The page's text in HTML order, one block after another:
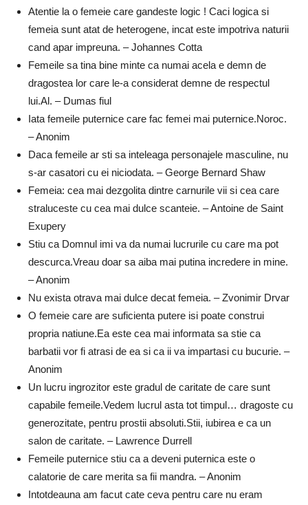
Atentie la o femeie care gandeste logic ! Caci logica si
femeia sunt atat de heterogene, incat este impotriva naturii
cand apar impreuna. – Johannes Cotta
Femeile sa tina bine minte ca numai acela e demn de
dragostea lor care le-a considerat demne de respectul
lui.Al. – Dumas fiul
Iata femeile puternice care fac femei mai puternice.Noroc.
– Anonim
Daca femeile ar sti sa inteleaga personajele masculine, nu
s-ar casatori cu ei niciodata. – George Bernard Shaw
Femeia: cea mai dezgolita dintre carnurile vii si cea care
straluceste cu cea mai dulce scanteie. – Antoine de Saint
Exupery
Stiu ca Domnul imi va da numai lucrurile cu care ma pot
descurca.Vreau doar sa aiba mai putina incredere in mine.
– Anonim
Nu exista otrava mai dulce decat femeia. – Zvonimir Drvar
O femeie care are suficienta putere isi poate construi
propria natiune.Ea este cea mai informata sa stie ca
barbatii vor fi atrasi de ea si ca ii va impartasi cu bucurie. –
Anonim
Un lucru ingrozitor este gradul de caritate de care sunt
capabile femeile.Vedem lucrul asta tot timpul… dragoste cu
generozitate, pentru prostii absoluti.Stii, iubirea e ca un
salon de caritate. – Lawrence Durrell
Femeile puternice stiu ca a deveni puternica este o
calatorie de care merita sa fii mandra. – Anonim
Intotdeauna am facut cate ceva pentru care nu eram